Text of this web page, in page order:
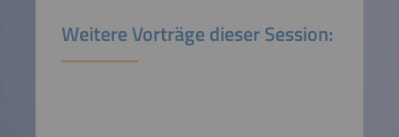
Weitere Vorträge dieser Session: